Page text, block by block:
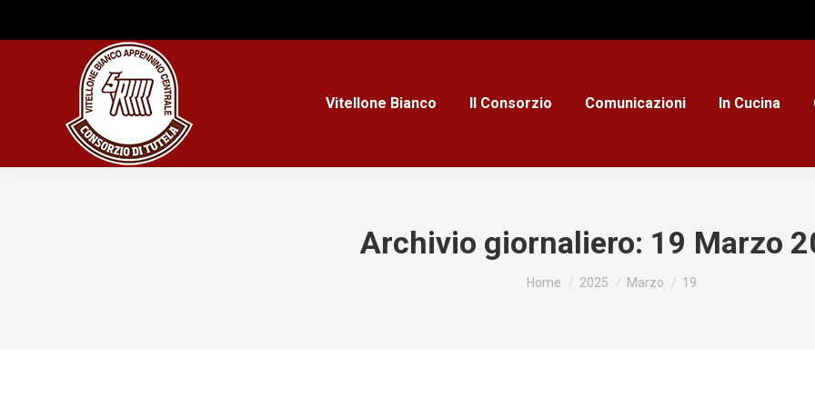
Vitellone Bianco Il Consorzio Comunicazioni In Cucina
Archivio giornaliero: 19 Marzo
Tu sei qui:
Home 2025 Marzo 19